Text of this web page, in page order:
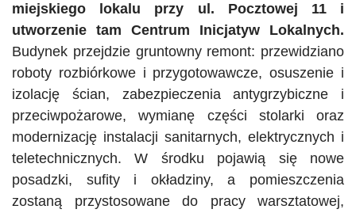
miejskiego lokalu przy ul. Pocztowej 11 i
utworzenie tam Centrum Inicjatyw Lokalnych.
Budynek przejdzie gruntowny remont: przewidziano
roboty rozbiórkowe i przygotowawcze, osuszenie i
izolację ścian, zabezpieczenia antygrzybiczne i
przeciwpożarowe, wymianę części stolarki oraz
modernizację instalacji sanitarnych, elektrycznych i
teletechnicznych. W środku pojawią się nowe
posadzki, sufity i okładziny, a pomieszczenia
zostaną przystosowane do pracy warsztatowej,